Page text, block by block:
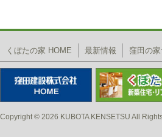
くぼたの家 HOME 最新情報 窪田の
Copyright © 2026 KUBOTA KENSETSU All